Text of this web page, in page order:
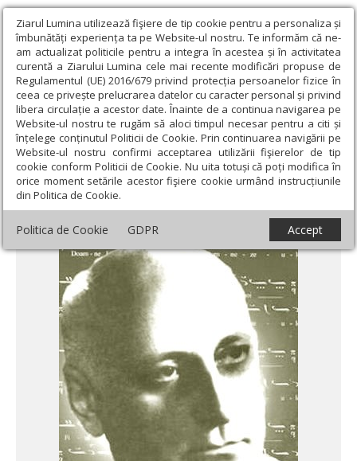
Ziarul Lumina utilizează fişiere de tip cookie pentru a personaliza și
îmbunătăți experiența ta pe Website-ul nostru. Te informăm că ne-
am actualizat politicile pentru a integra în acestea și în activitatea
curentă a Ziarului Lumina cele mai recente modificări propuse de
Regulamentul (UE) 2016/679 privind protecția persoanelor fizice în
ceea ce privește prelucrarea datelor cu caracter personal și privind
libera circulație a acestor date. Înainte de a continua navigarea pe
Website-ul nostru te rugăm să aloci timpul necesar pentru a citi și
înțelege conținutul Politicii de Cookie. Prin continuarea navigării pe
Website-ul nostru confirmi acceptarea utilizării fişierelor de tip
cookie conform Politicii de Cookie. Nu uita totuși că poți modifica în
orice moment setările acestor fişiere cookie urmând instrucțiunile
din Politica de Cookie.
Politica de Cookie GDPR Accept
Ziarul Lumina › Actualitate religioasă › Știri › Centenarul naşterii
compozitorului Paul Constantinescu
Centenarul naşterii compozitorului Paul
Constantinescu